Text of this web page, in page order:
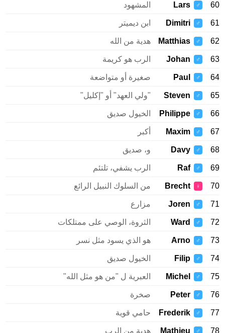
60
♂
Lars المشهود
61
♂
Dimitri ابن ديميتر
62
♂
Matthias هدية من الله
63
♂
Johan الرب هو كريمة
64
♂
Paul صغيرة أو متواضعة
65
♂
Steven "ولي العهد" أو "إكليل"
66
♂
Philippe الخيول صديق
67
♂
Maxim أكبر
68
♂
Davy و، صديق
69
♂
Raf الرب يشفي، تلتئم
70
♀
Brecht من السلوك النبيل الرائع
71
♂
Joren مزارع
72
♂
Ward الثروة، الوصي على ممتلكات
73
♂
Arno هو الذي يسود مثل نسر
74
♂
Filip الخيول صديق
75
♂
Michel العبرية ل "من هو مثل الله"
76
♂
Peter صخرة
77
♂
Frederik حامي قوية
78
♂
Mathieu هدية من الرب